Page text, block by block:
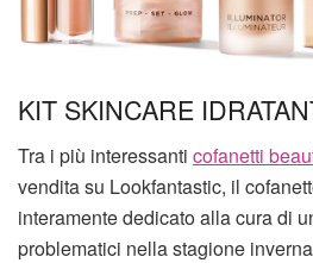
KIT SKINCARE
Tra i più interessanti cofanetti
vendita su Lookfantastic, il
interamente dedicato alla cura di
problematici nella stagione